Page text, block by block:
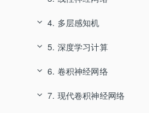
2.2. 数据预处理
2.3. 线性代数
2.4. 微积分
2.5. 自动微分
3.1. 线性回归
3.3. 线性回归的简洁实现
3.4. softmax回归
4. 多层感知机
4.1. 多层感知机
5. 深度学习计算
5.1. 层和块
5.2. 参数管理
6. 卷积神经网络
6.1. 从全连接层到卷积
7. 现代卷积神经网络